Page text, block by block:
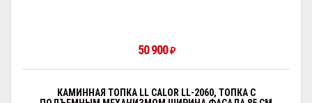
50 900₽
КАМИННАЯ ТОПКА LL CALOR LL-2060, ТОПКА С